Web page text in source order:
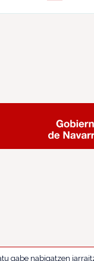
gabe nabigatzen